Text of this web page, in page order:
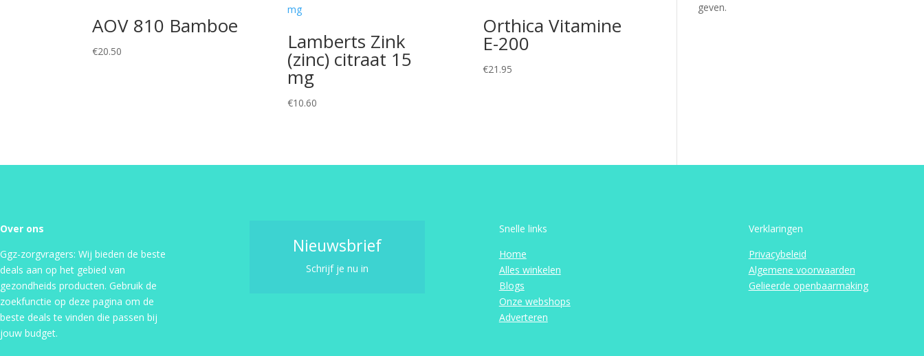
AOV 810 Bamboe
€20.50 Lamberts Zink
(zinc) citraat 15
mg
€10.60
Orthica Vitamine
E-200
€21.95
geven.
Over ons
Ggz-zorgvragers: Wij bieden de beste
deals aan op het gebied van
gezondheids producten. Gebruik de
zoekfunctie op deze pagina om de
beste deals te vinden die passen bij
jouw budget.
Nieuwsbrief
Schrijf je nu in
Snelle links
Home
Alles winkelen
Blogs
Onze webshops
Adverteren
Verklaringen
Privacybeleid
Algemene voorwaarden
Gelieerde openbaarmaking